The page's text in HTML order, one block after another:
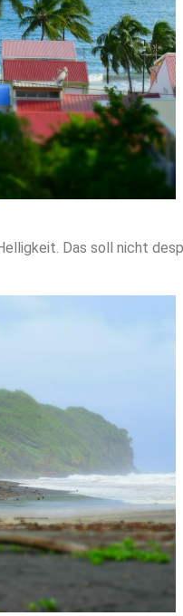
Das soll nicht